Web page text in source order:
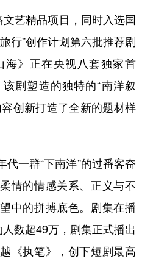
Français عربى
艺精品项目，同时入选国
行”创作计划第六批推荐剧
海》正在央视八套独家首
剧塑造的独特的“南洋叙
创新打造了全新的题材样
一群“下南洋”的过番客奋
情的情感关系、正义与不
中的拼搏底色。剧集在播
人数超49万，剧集正式播出
《执笔》，创下短剧最高